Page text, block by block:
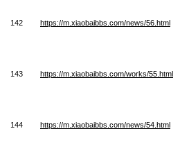
142 https://m.xiaobaibbs.com/news/56.html
143 https://m.xiaobaibbs.com/works/55.html
144 https://m.xiaobaibbs.com/news/54.html